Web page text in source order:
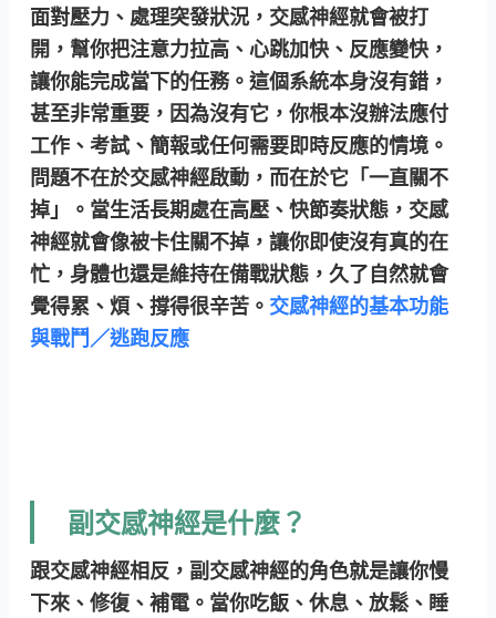
面對壓力、處理突發狀況，交感神經就會被打
開，幫你把注意力拉高、心跳加快、反應變快，
讓你能完成當下的任務。這個系統本身沒有錯，
甚至非常重要，因為沒有它，你根本沒辦法應付
工作、考試、簡報或任何需要即時反應的情境。
問題不在於交感神經啟動，而在於它「一直關不
掉」。當生活長期處在高壓、快節奏狀態，交感
神經就會像被卡住關不掉，讓你即使沒有真的在
忙，身體也還是維持在備戰狀態，久了自然就會
覺得累、煩、撐得很辛苦。 交感神經的基本功能
與戰鬥／逃跑反應
副交感神經是什麼？
跟交感神經相反，副交感神經的角色就是讓你慢
下來、修復、補電。當你吃飯、休息、放鬆、睡